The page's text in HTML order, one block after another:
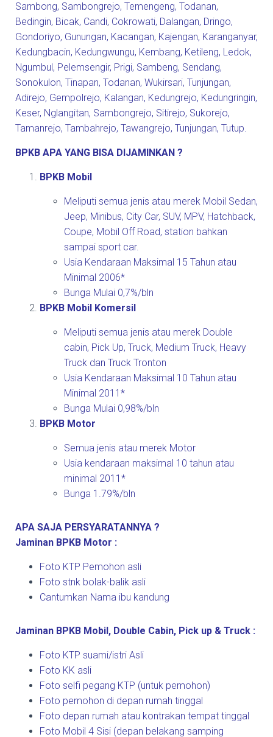
Sambong, Sambongrejo, Temengeng, Todanan,
Bedingin, Bicak, Candi, Cokrowati, Dalangan, Dringo,
Gondoriyo, Gunungan, Kacangan, Kajengan, Karanganyar,
Kedungbacin, Kedungwungu, Kembang, Ketileng, Ledok,
Ngumbul , Pelemsengir, Prigi, Sambeng, Sendang,
Sonokulon, Tinapan, Todanan, Wukirsari, Tunjungan,
Adirejo, Gempolrejo, Kalangan, Kedungrejo, Kedungringin,
Keser, Nglangitan, Sambongrejo, Sitirejo, Sukorejo,
Tamanrejo, Tambahrejo, Tawangrejo, Tunjungan, Tutup.
BPKB APA YANG BISA DIJAMINKAN ?
BPKB Mobil
Meliputi semua jenis atau merek Mobil Sedan,
Jeep, Minibus, City Car, SUV, MPV, Hatchback,
Coupe, Mobil Off Road, station bahkan
sampai sport car.
Usia Kendaraan Maksimal 15 Tahun atau
Minimal 2006*
Bunga Mulai 0,7%/bln
BPKB Mobil Komersil
Meliputi semua jenis atau merek Double
cabin, Pick Up, Truck, Medium Truck, Heavy
Truck dan Truck Tronton
Usia Kendaraan Maksimal 10 Tahun atau
Minimal 2011*
Bunga Mulai 0,98%/bln
BPKB Motor
Semua jenis atau merek Motor
Usia kendaraan maksimal 10 tahun atau
minimal 2011*
Bunga 1.79%/bln
APA SAJA PERSYARATANNYA ?
Jaminan BPKB Motor :
Foto KTP Pemohon asli
Foto stnk bolak-balik asli
Cantumkan Nama ibu kandung
Jaminan BPKB Mobil, Double Cabin, Pick up & Truck :
Foto KTP suami/istri Asli
Foto KK asli
Foto selfi pegang KTP (untuk pemohon)
Foto pemohon di depan rumah tinggal
Foto depan rumah atau kontrakan tempat tinggal
Foto Mobil 4 Sisi (depan belakang samping